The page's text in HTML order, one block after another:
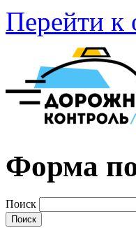
Перейти к
Форма
Поиск